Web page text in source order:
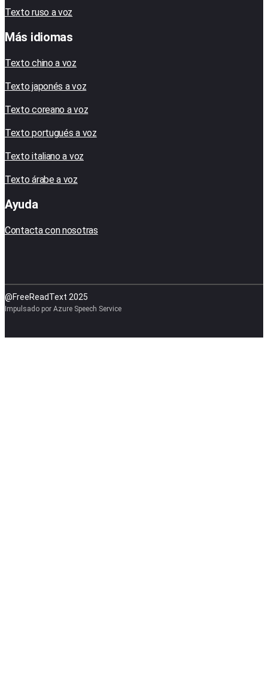
Texto ruso a voz
Más idiomas
Texto chino a voz
Texto japonés a voz
Texto coreano a voz
Texto portugués a voz
Texto italiano a voz
Texto árabe a voz
Ayuda
Contacta con nosotras
@FreeReadText 2025
Impulsado por Azure Speech Service